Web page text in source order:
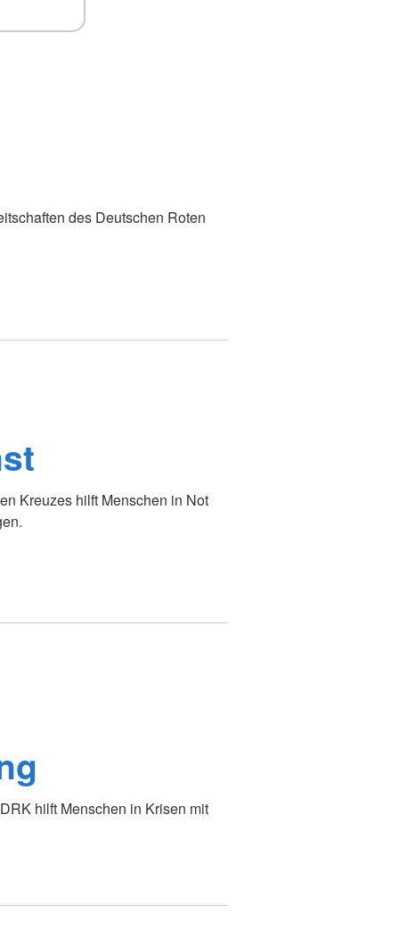
des Deutschen Roten
Kreuzes hilft Menschen in Not
hilft Menschen in Krisen mit